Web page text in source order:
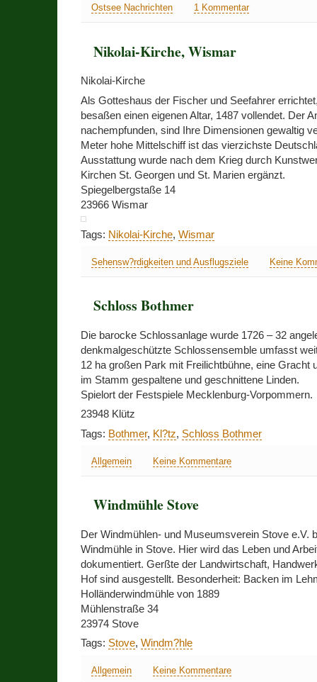
Ostsee Nachrichten 1 Kommentar
Nikolai-Kirche, Wismar
Nikolai-Kirche
Als Gotteshaus der Fischer und Seefahrer
besaßen einen eigenen Altar, 1487 vollendet. Der
nachempfunden, sind Ihre Dimensionen gewaltig
Meter hohe Mittelschiff ist das vierzichste
Ausstattung wurde nach dem Krieg durch
Kirchen St. Georgen und St. Marien ergänzt.
Spiegelbergstaße 14
23966 Wismar
Tags: Nikolai-Kirche, Wismar
Sehensw?rdigkeiten und Ausflugsziele Keine
Schloss Bothmer
Die barocke Schlossanlage wurde 1726 – 32
denkmalgeschützte Schlossensemble umfasst
12 ha großen Park mit Freilichtbühne, eine Gracht
im Stamm gespaltene und geschnittene Linden.
Spielort der Festspiele Mecklenburg-Vorpommern.
23948 Klütz
Tags: Bothmer, Kl?tz, Schloss Bothmer
Allgemein Keine Kommentare
Windmühle Stove
Der Windmühlen- und Museumsverein Stove e.V.
Windmühle in Stove. Hier wird das Leben und
dokumentiert. Gerßte der Landwirtschaft,
Hof sind ausgestellt. Besonderheit: Backen im
Holländerwindmühle von 1889
Mühlenstraße 34
23974 Stove
Tags: Stove, Windm?hle
Allgemein Keine Kommentare